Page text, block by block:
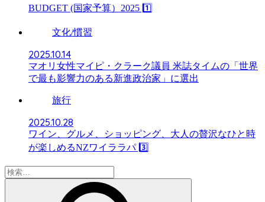
BUDGET (国家予算）2025 1️⃣
文化/慣習
2025.10.14
マオリ女性マイピ・クラーク議員 米誌タイムの「世界
で最も影響力のある新進政治家」に選出
旅行
2025.10.28
ワイン、グルメ、ショッピング、大人の贅沢なひと時
が楽しめるNZワイララパ 3️⃣
検
索: